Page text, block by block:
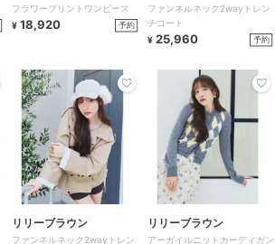
フラワープリントワンピース
¥ 18,920 予約
ファンネルネック2wayトレン
チコート
¥ 25,960 予約
リリーブラウン
ファンネルネック2wayトレン
リリーブラウン
アーガイルニットカーディガン